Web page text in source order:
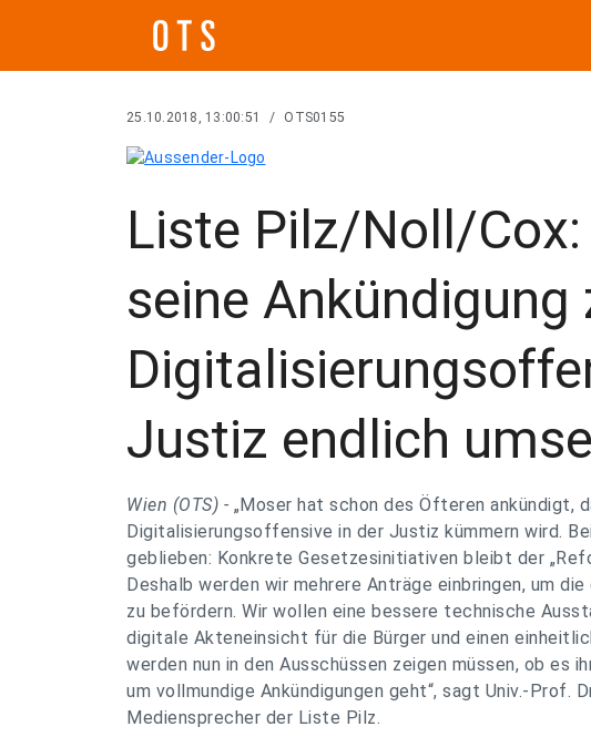
25.10.2018, 13:00:51 / OTS0155
Liste Pilz/Noll/Cox:
seine Ankündigung
Justiz endlich
Wien (OTS) - „Moser hat schon des Öfteren ankündigt,
Digitalisierungsoffensive in der Justiz kümmern wird.
geblieben: Konkrete Gesetzesinitiativen bleibt der
Deshalb werden wir mehrere Anträge einbringen, um
zu befördern. Wir wollen eine bessere technische
digitale Akteneinsicht für die Bürger und einen
werden nun in den Ausschüssen zeigen müssen, ob es
um vollmundige Ankündigungen geht“, sagt Univ.-Prof.
Mediensprecher der Liste Pilz.